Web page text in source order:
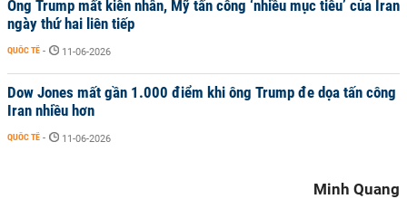
Ông Trump mất kiên nhẫn, Mỹ tấn công ‘nhiều mục tiêu’ của Iran
ngày thứ hai liên tiếp
QUỐC TẾ - 11-06-2026
Dow Jones mất gần 1.000 điểm khi ông Trump đe dọa tấn công
Iran nhiều hơn
QUỐC TẾ - 11-06-2026
Minh Quang